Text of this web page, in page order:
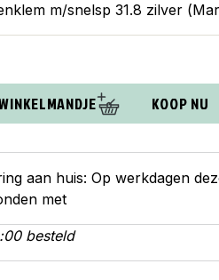
m/snelsp 31.8 zilver
KOOP NU
aan huis: Op werkdagen
met
besteld